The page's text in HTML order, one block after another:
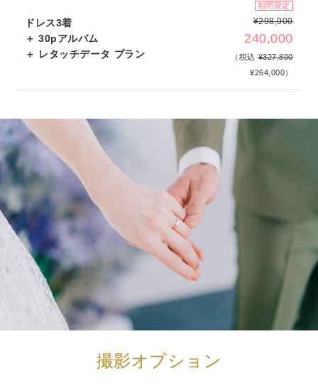
ドレス3着
＋ 30pアルバム
＋ レタッチデータ プラン
期間限定
¥298,000
240,000
（税込¥327,800
¥264,000）
撮影オプション